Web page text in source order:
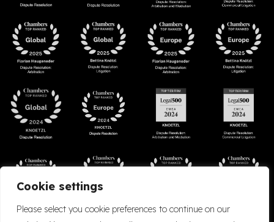
Cookie settings
Please select you cookie preferences to continue on our